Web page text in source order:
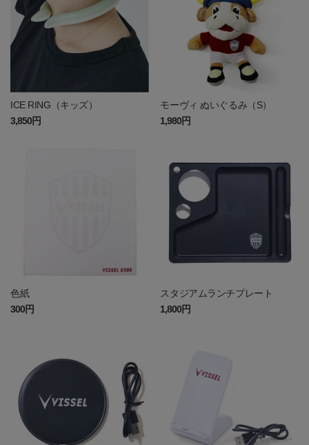
ICE RING（キッズ）
3,850円
モーヴィ ぬいぐるみ（S）
1,980円
色紙
300円
スタジアムランチプレート
1,800円